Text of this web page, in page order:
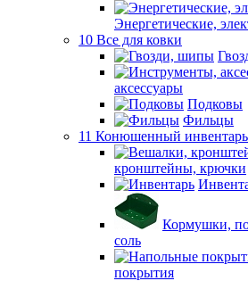
Энергетические,
10 Все для ковки
аксессуары
Подковы
Фильцы
11 Конюшенный инвентарь
кронштейны, крючки
Кормушки,
соль
покрытия